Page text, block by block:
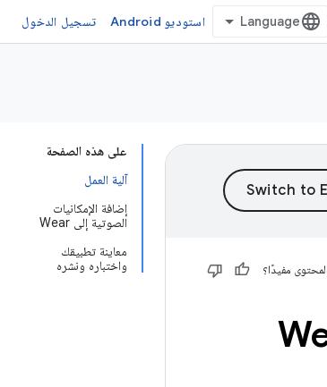
استوديو Android تسجيل الدخول
على هذه الصفحة
آلية العمل
إضافة الإمكانيات
الصوتية إلى Wear
معاينة تطبيقك
واختباره ونشره
مفيدًا؟